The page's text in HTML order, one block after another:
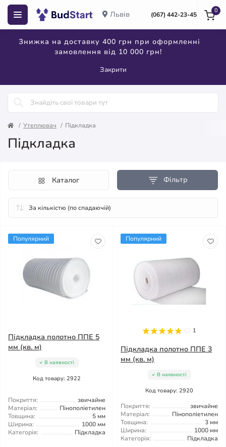
Львів (067) 442-23-45
Знижка на доставку 400 грн при оформленні
замовлення від 10 000 грн!
Закрити
0
Утеплювач Підкладка
Підкладка
Фільтр
Каталог
Популярний
Підкладка полотно ППЕ 5
мм (кв. м)
В наявності
Код товару: 2922
Покриття:
звичайне
Матеріал:
Пінополіетилен
Товщина:
5 мм
Ширина:
1000 мм
Категорія:
Підкладка
Популярний
1
Підкладка полотно ППЕ 3
мм (кв. м)
В наявності
Код товару: 2920
Покриття:
звичайне
Матеріал:
Пінополіетилен
Товщина:
3 мм
Ширина:
1000 мм
Категорія:
Підкладка